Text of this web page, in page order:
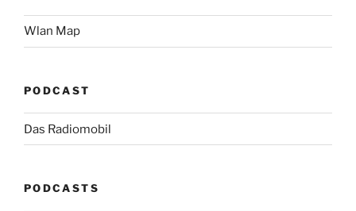
Wlan Map
PODCAST
Das Radiomobil
PODCASTS